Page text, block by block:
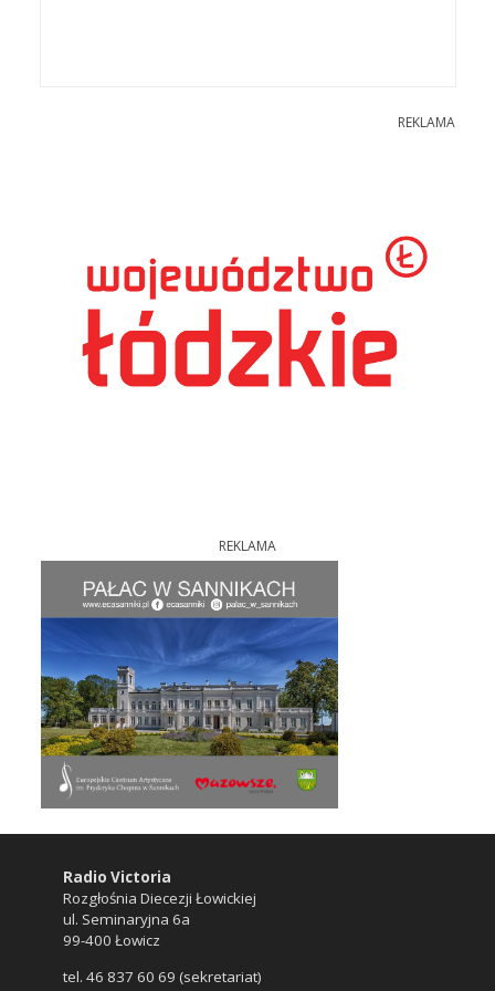
REKLAMA
REKLAMA
Radio Victoria
Rozgłośnia Diecezji Łowickiej
ul. Seminaryjna 6a
99-400 Łowicz
tel. 46 837 60 69 (sekretariat)